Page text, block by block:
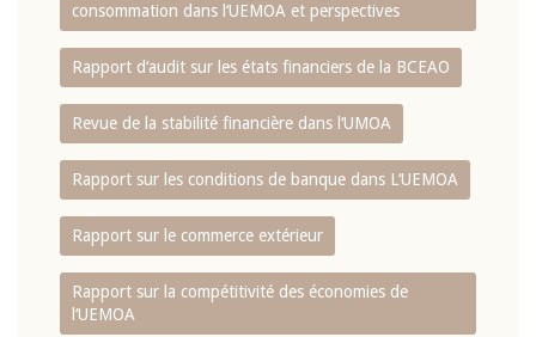
consommation dans l‘UEMOA et perspectives
Rapport d‘audit sur les états financiers de la BCEAO
Revue de la stabilité financière dans l‘UMOA
Rapport sur les conditions de banque dans L‘UEMOA
Rapport sur le commerce extérieur
Rapport sur la compétitivité des économies de
l‘UEMOA